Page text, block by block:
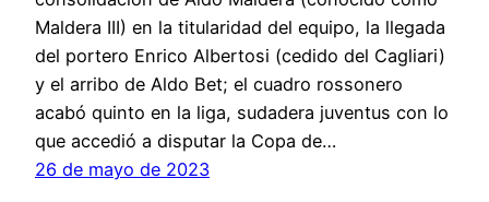
Maldera III) en la titularidad del equipo, la llegada
del portero Enrico Albertosi (cedido del Cagliari)
y el arribo de Aldo Bet; el cuadro rossonero
acabó quinto en la liga, sudadera juventus con lo
que accedió a disputar la Copa de…
26 de mayo de 2023